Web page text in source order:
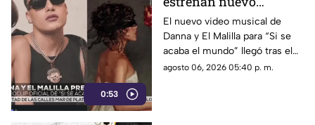
0:53
videoclip y aumentan
expectativa entre sus
fans
El nuevo video musical de
Danna y El Malilla para “Si se
acaba el mundo” llegó tras el
buen recibimiento del sencillo
agosto 06, 2026 05:40 p. m.